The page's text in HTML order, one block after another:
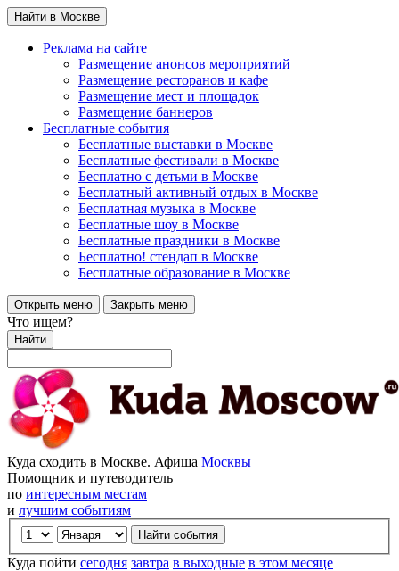
Найти в Москве
Реклама на сайте
Размещение анонсов мероприятий
Размещение ресторанов и кафе
Размещение мест и площадок
Размещение баннеров
Бесплатные события
Бесплатные выставки в Москве
Бесплатные фестивали в Москве
Бесплатно с детьми в Москве
Бесплатный активный отдых в Москве
Бесплатная музыка в Москве
Бесплатные шоу в Москве
Бесплатные праздники в Москве
Бесплатно! стендап в Москве
Бесплатные образование в Москве
Открыть меню Закрыть меню
Что ищем?
Найти
Куда сходить в Москве. Афиша Москвы
Помощник и путеводитель
по интересным местам
и лучшим событиям
Куда пойти сегодня завтра в выходные в этом месяце